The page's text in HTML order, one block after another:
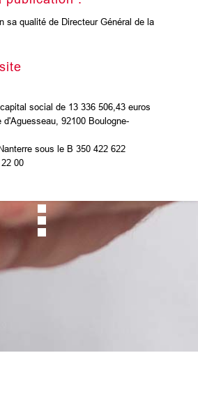
sa qualité de Directeur Général de la
social de 13 336 506,43 euros
92100 Boulogne-
sous le B 350 422 622
00